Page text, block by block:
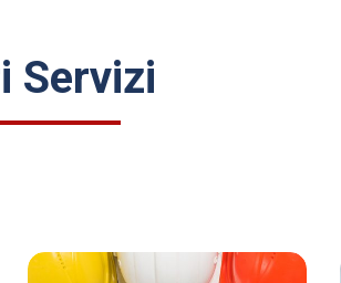
Servizi